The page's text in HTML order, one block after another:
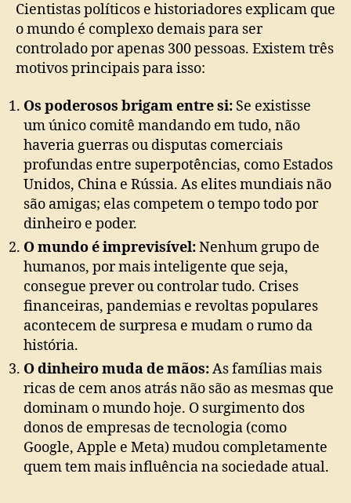
Cientistas políticos e historiadores explicam que
o mundo é complexo demais para ser
controlado por apenas 300 pessoas. Existem três
motivos principais para isso:
Os poderosos brigam entre si: Se existisse
um único comitê mandando em tudo, não
haveria guerras ou disputas comerciais
profundas entre superpotências, como Estados
Unidos, China e Rússia. As elites mundiais não
são amigas; elas competem o tempo todo por
dinheiro e poder.
O mundo é imprevisível:Nenhum grupo de
humanos, por mais inteligente que seja,
consegue prever ou controlar tudo. Crises
financeiras, pandemias e revoltas populares
acontecem de surpresa e mudam o rumo da
história.
O dinheiro muda de mãos:As famílias mais
ricas de cem anos atrás não são as mesmas que
dominam o mundo hoje. O surgimento dos
donos de empresas de tecnologia (como
Google, Apple e Meta) mudou completamente
quem tem mais influência na sociedade atual.